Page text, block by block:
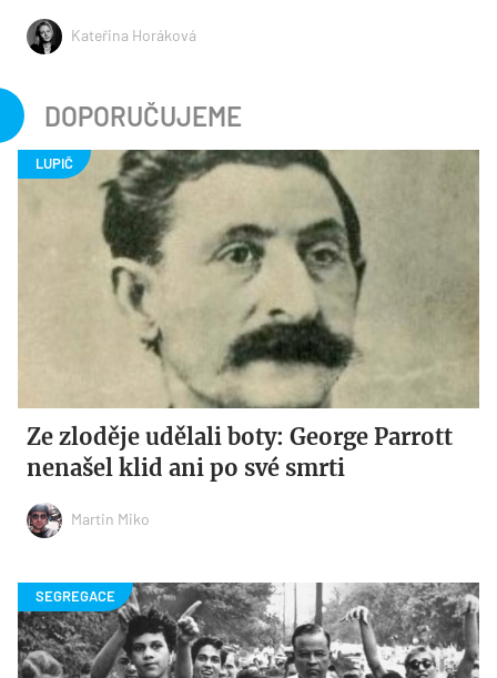
Kateřina Horáková
DOPORUČUJEME
Ze zloděje udělali boty: George Parrott
nenašel klid ani po své smrti
Martin Miko